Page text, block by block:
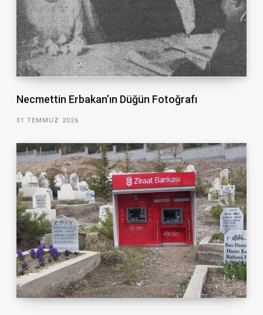
Necmettin Erbakan’ın Düğün Fotoğrafı
31 TEMMUZ 2026